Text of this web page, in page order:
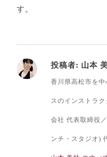
す。
投稿者: 山本
香川県高松市を
スのインストラ
会社 代表取締役
ンチ・スタジオ)